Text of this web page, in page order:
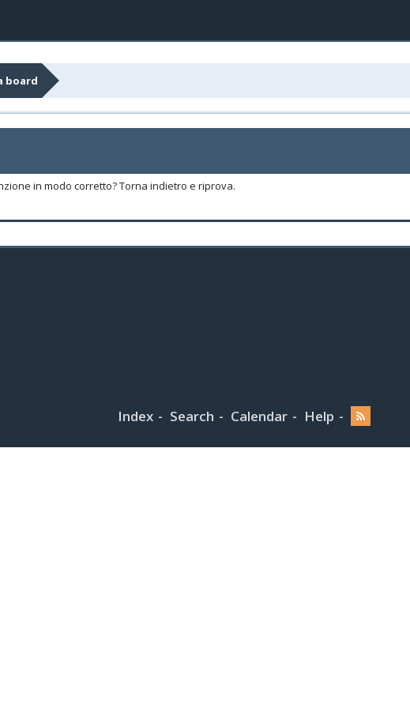
board
in modo corretto? Torna indietro e riprova.
Index Search Calendar Help